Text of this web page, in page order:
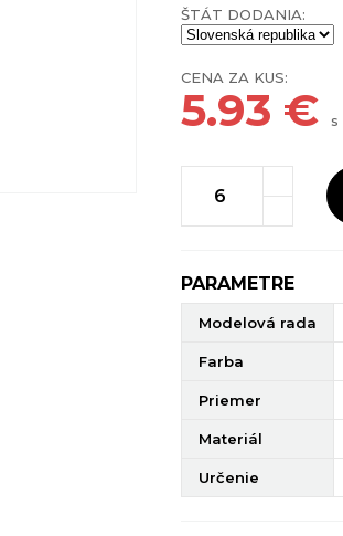
ŠTÁT DODANIA:
CENA ZA KUS:
5.93 € s
PARAMETRE
Modelová rada
Farba
Priemer
Materiál
Určenie